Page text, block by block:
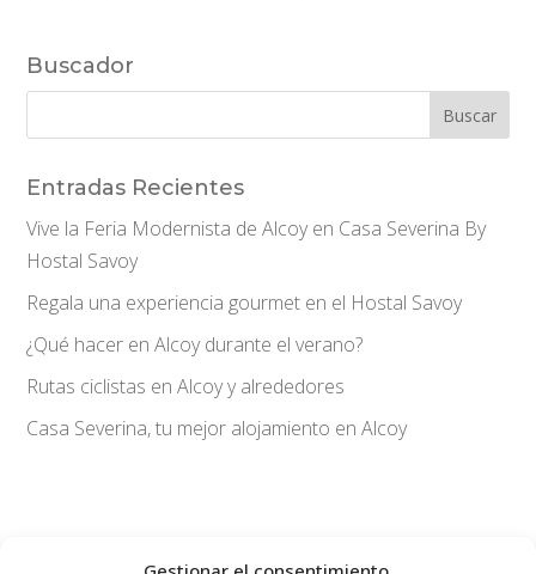
Buscador
Entradas Recientes
Vive la Feria Modernista de Alcoy en Casa Severina By
Hostal Savoy
Regala una experiencia gourmet en el Hostal Savoy
¿Qué hacer en Alcoy durante el verano?
Rutas ciclistas en Alcoy y alrededores
Casa Severina, tu mejor alojamiento en Alcoy